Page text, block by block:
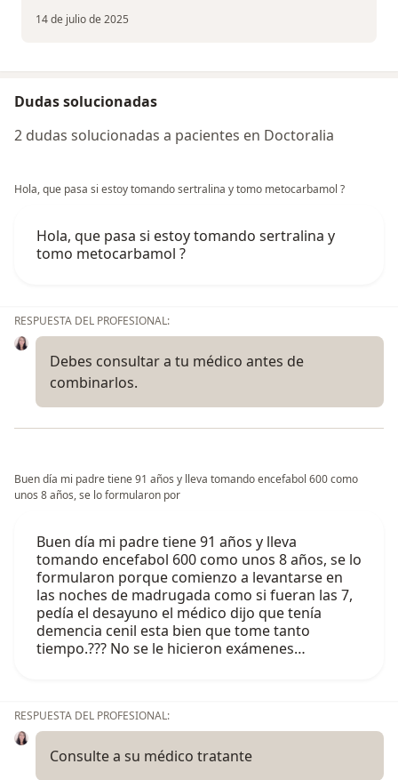
14 de julio de 2025
Dudas solucionadas
2 dudas solucionadas a pacientes en Doctoralia
Hola, que pasa si estoy tomando sertralina y tomo metocarbamol ?
Hola, que pasa si estoy tomando sertralina y
tomo metocarbamol ?
RESPUESTA DEL PROFESIONAL:
Debes consultar a tu médico antes de
combinarlos.
Buen día mi padre tiene 91 años y lleva tomando encefabol 600 como
unos 8 años, se lo formularon por
Buen día mi padre tiene 91 años y lleva
tomando encefabol 600 como unos 8 años, se lo
formularon porque comienzo a levantarse en
las noches de madrugada como si fueran las 7,
pedía el desayuno el médico dijo que tenía
demencia cenil esta bien que tome tanto
tiempo.??? No se le hicieron exámenes…
RESPUESTA DEL PROFESIONAL:
Consulte a su médico tratante